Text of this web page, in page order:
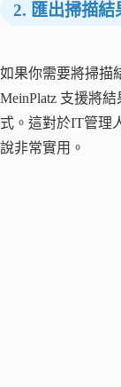
2. 匯出掃描結
如果你需要將掃描
MeinPlatz 支援將
式。這對於IT管理
說非常實用。